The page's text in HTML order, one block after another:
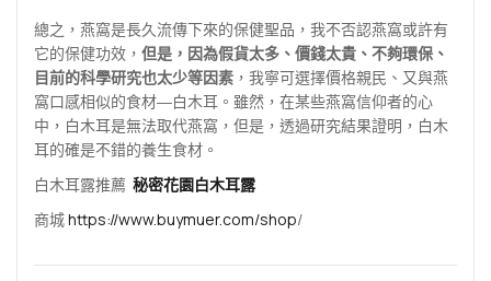
總之，燕窩是長久流傳下來的保健聖品，我不否認燕窩或許有
它的保健功效， 但是，因為假貨太多、價錢太貴、不夠環保、
目前的科學研究也太少等因素 ，我寧可選擇價格親民、又與燕
窩口感相似的食材―白木耳。雖然，在某些燕窩信仰者的心
中，白木耳是無法取代燕窩，但是，透過研究結果證明，白木
耳的確是不錯的養生食材。
白木耳露推薦 秘密花園白木耳露
商城https://www.buymuer.com/shop/